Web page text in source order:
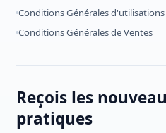
Conditions Générales d'utilisations
Conditions Générales de Ventes
Reçois les
pratiques